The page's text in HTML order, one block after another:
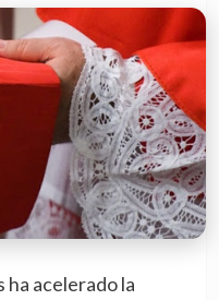
ha acelerado la